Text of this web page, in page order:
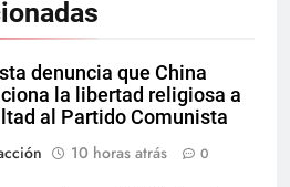
denuncia que China
la libertad religiosa a
al Partido Comunista
10 horas atrás 0